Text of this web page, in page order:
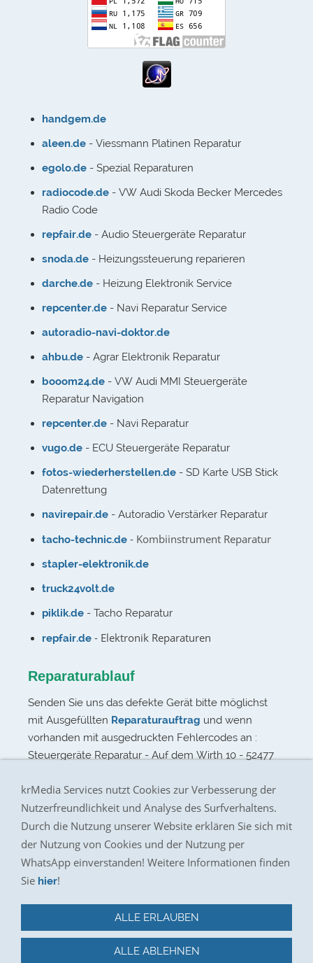
handgem.de
aleen.de - Viessmann Platinen Reparatur
egolo.de - Spezial Reparaturen
radiocode.de - VW Audi Skoda Becker Mercedes
Radio Code
repfair.de - Audio Steuergeräte Reparatur
snoda.de - Heizungssteuerung reparieren
darche.de - Heizung Elektronik Service
repcenter.de - Navi Reparatur Service
autoradio-navi-doktor.de
ahbu.de - Agrar Elektronik Reparatur
booom24.de - VW Audi MMI Steuergeräte
Reparatur Navigation
repcenter.de - Navi Reparatur
vugo.de - ECU Steuergeräte Reparatur
fotos-wiederherstellen.de - SD Karte USB Stick
Datenrettung
navirepair.de - Autoradio Verstärker Reparatur
tacho-technic.de - Kombiinstrument Reparatur
stapler-elektronik.de
truck24volt.de
piklik.de - Tacho Reparatur
repfair.de - Elektronik Reparaturen
Reparaturablauf
Senden Sie uns das defekte Gerät bitte möglichst
mit Ausgefüllten Reparaturauftrag und wenn
vorhanden mit ausgedruckten Fehlercodes an :
Steuergeräte Reparatur - Auf dem Wirth 10 - 52477
Impressum
Preisliste
Datenschutz
Kontakt/Anfrage
krMedia Services nutzt Cookies zur Verbesserung der
Nutzerfreundlichkeit und Analyse des Surfverhaltens.
Durch die Nutzung unserer Website erklären Sie sich mit
der Nutzung von Cookies und der Nutzung per
WhatsApp einverstanden! Weitere Informationen finden
Sie hier!
ALLE ERLAUBEN
ALLE ABLEHNEN